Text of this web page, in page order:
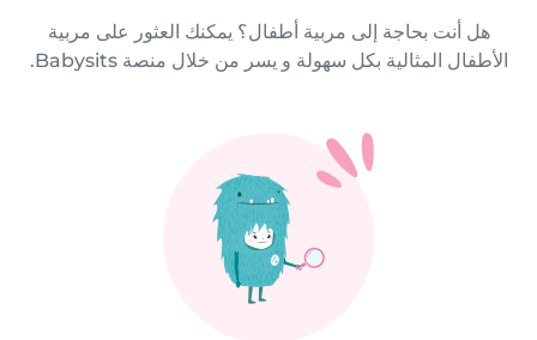
هل أنت بحاجة إلى مربية أطفال؟ يمكنك العثور على مربية
الأطفال المثالية بكل سهولة و يسر من خلال منصة Babysits.